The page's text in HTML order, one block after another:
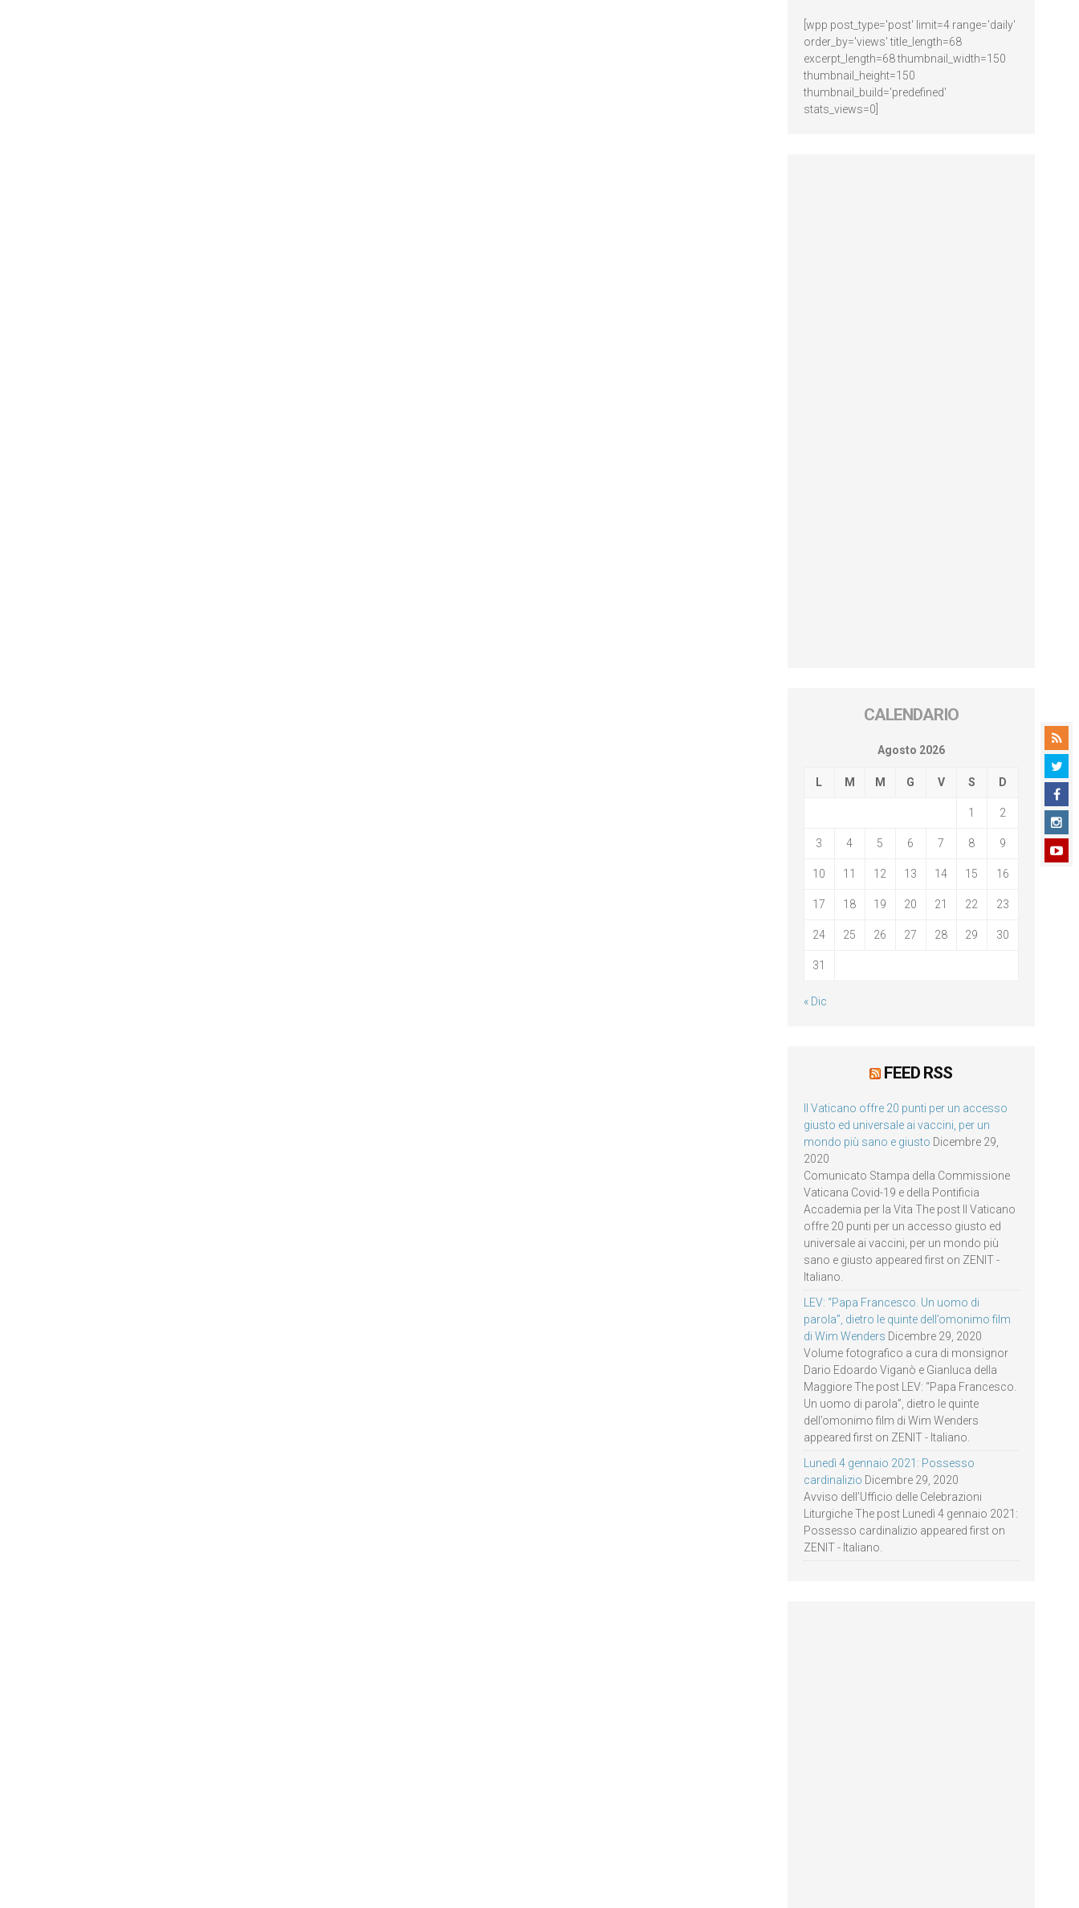
[wpp post_type='post' limit=4 range='daily'
order_by='views' title_length=68
excerpt_length=68 thumbnail_width=150
thumbnail_height=150
thumbnail_build='predefined'
stats_views=0]
CALENDARIO
Agosto 2026
L M M G V S D
1 2
3 4 5 6 7 8 9
10 11 12 13 14 15 16
17 18 19 20 21 22 23
24 25 26 27 28 29 30
31
« Dic
FEED RSS
Il Vaticano offre 20 punti per un accesso
giusto ed universale ai vaccini, per un
mondo più sano e giusto Dicembre 29,
2020
Comunicato Stampa della Commissione
Vaticana Covid-19 e della Pontificia
Accademia per la Vita The post Il Vaticano
offre 20 punti per un accesso giusto ed
universale ai vaccini, per un mondo più
sano e giusto appeared first on ZENIT -
Italiano.
LEV: “Papa Francesco. Un uomo di
parola”, dietro le quinte dell’omonimo film
di Wim Wenders Dicembre 29, 2020
Volume fotografico a cura di monsignor
Dario Edoardo Viganò e Gianluca della
Maggiore The post LEV: “Papa Francesco.
Un uomo di parola”, dietro le quinte
dell’omonimo film di Wim Wenders
appeared first on ZENIT - Italiano.
Lunedì 4 gennaio 2021: Possesso
cardinalizio Dicembre 29, 2020
Avviso dell’Ufficio delle Celebrazioni
Liturgiche The post Lunedì 4 gennaio 2021:
Possesso cardinalizio appeared first on
ZENIT - Italiano.